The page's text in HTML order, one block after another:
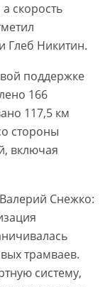
скорость
Глеб Никитин.
поддержке
166
117,5 км
стороны
включая
Снежко:
трамваев.
систему,